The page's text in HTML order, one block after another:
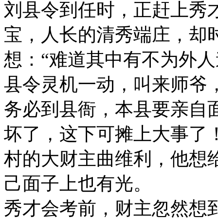
刘县令到任时，正赶上秀
宝，人长的清秀端庄，却
想：“难道其中有不为外
县令灵机一动，叫来师爷
务必到县衙，本县要亲自
坏了，这下可摊上大事了
村的大财主曲维利，他想
己面子上也有光。
秀才会考前，财主忽然想